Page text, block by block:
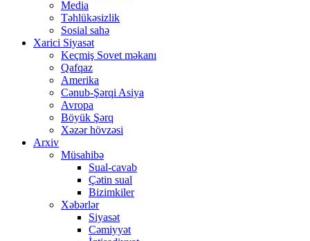
Media
Təhlükəsizlik
Sosial sahə
Xarici Siyasət
Keçmiş Sovet məkanı
Qafqaz
Amerika
Cənub-Şərqi Asiya
Avropa
Böyük Şərq
Xəzər hövzəsi
Arxiv
Müsahibə
Sual-cavab
Çətin sual
Bizimkiler
Xəbərlər
Siyasət
Cəmiyyət